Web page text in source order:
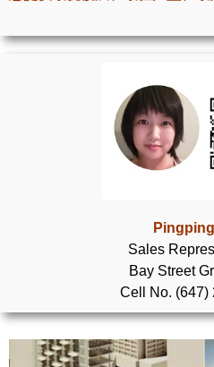
列治文山楼花项目
旺市楼花项目
Sales
Bay Street
Cell No. (647)